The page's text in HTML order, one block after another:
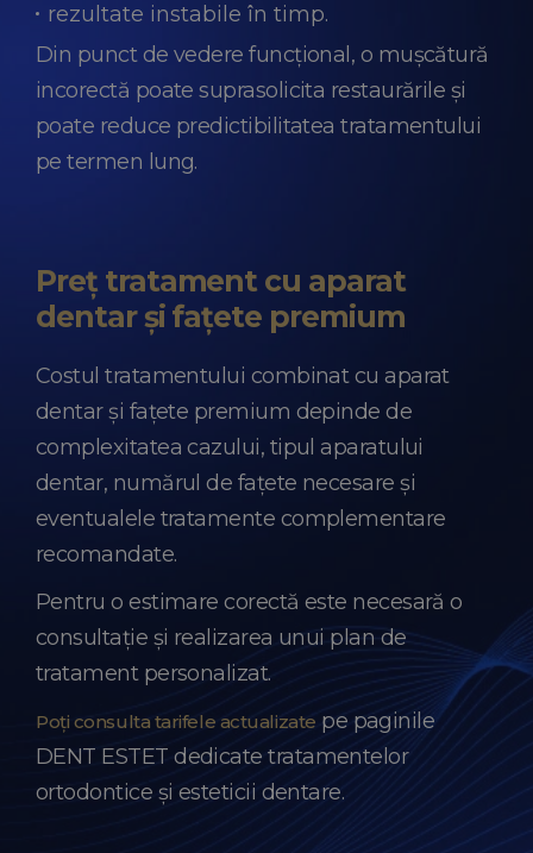
rezultate instabile în timp.
Din punct de vedere funcțional, o mușcătură
incorectă poate suprasolicita restaurările și
poate reduce predictibilitatea tratamentului
pe termen lung.
Preț tratament cu aparat
dentar și fațete premium
Costul tratamentului combinat cu aparat
dentar și fațete premium depinde de
complexitatea cazului, tipul aparatului
dentar, numărul de fațete necesare și
eventualele tratamente complementare
recomandate.
Pentru o estimare corectă este necesară o
consultație și realizarea unui plan de
tratament personalizat.
Poți consulta tarifele actualizate pe paginile
DENT ESTET dedicate tratamentelor
ortodontice și esteticii dentare.